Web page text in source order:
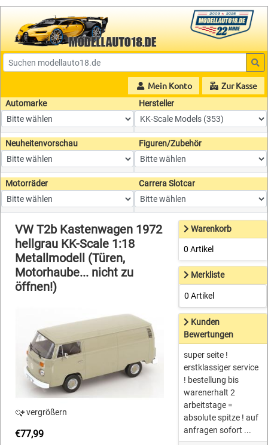
Mein Konto Zur Kasse
Automarke Hersteller
Neuheitenvorschau Figuren/Zubehör
Motorräder Carrera Slotcar
VW T2b Kastenwagen 1972
hellgrau KK-Scale 1:18
Metallmodell (Türen,
Motorhaube... nicht zu
öffnen!)
vergrößern
€77,99
Warenkorb
0 Artikel
Merkliste
0 Artikel
Kunden
Bewertungen
super seite !
erstklassiger service
! bestellung bis
warenerhalt 2
arbeitstage =
absolute spitze ! auf
anfragen sofort ...